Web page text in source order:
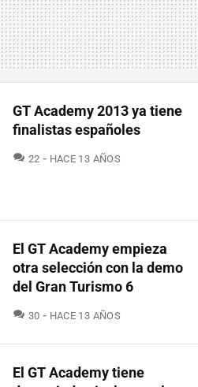
GT Academy 2013 ya tiene
finalistas españoles
22 COMENTARIOS
HACE 13 AÑOS
El GT Academy empieza
otra selección con la demo
del Gran Turismo 6
30 COMENTARIOS
HACE 13 AÑOS
El GT Academy tiene